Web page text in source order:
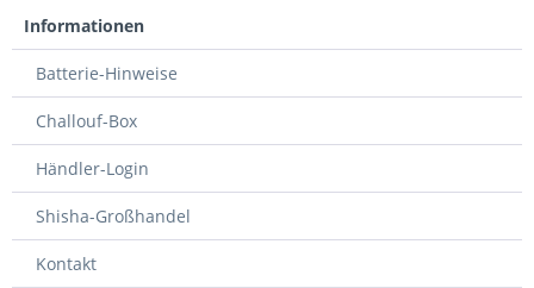
Informationen
Batterie-Hinweise
Challouf-Box
Händler-Login
Shisha-Großhandel
Kontakt